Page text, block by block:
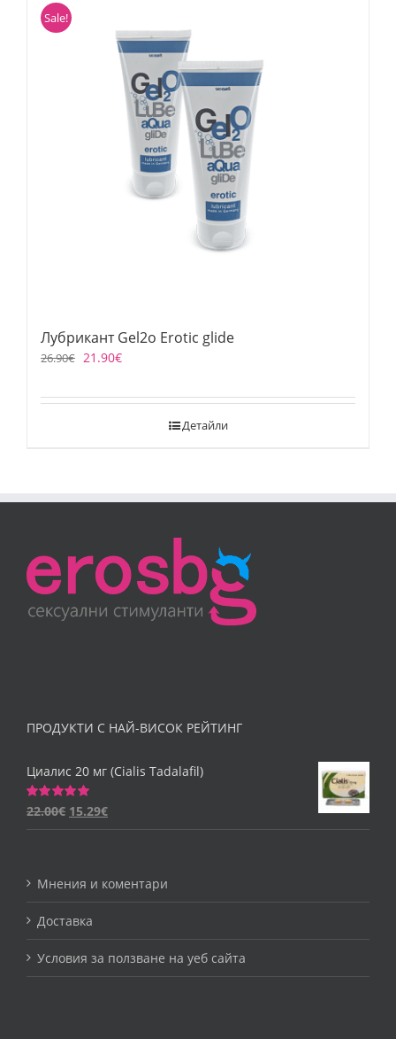
Sale!
Лубрикант Gel2o Erotic glide
26.90€ 21.90€
Детайли
ПРОДУКТИ С НАЙ-ВИСОК РЕЙТИНГ
Циалис 20 мг (Cialis Tadalafil)
Оценено
22.00€ 15.29€
Мнения и коментари
Доставка
Условия за ползване на уеб сайта